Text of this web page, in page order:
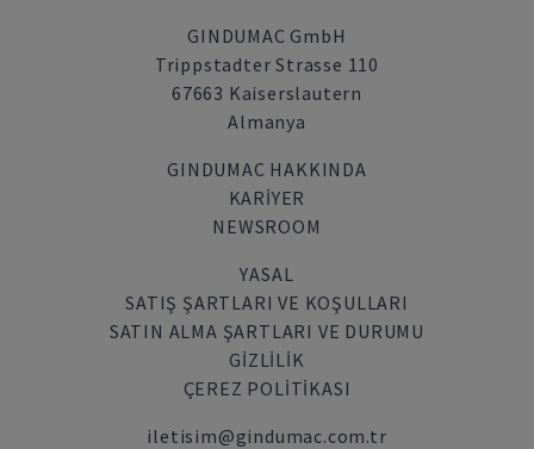
GINDUMAC GmbH
Trippstadter Strasse 110
67663 Kaiserslautern
Almanya
GINDUMAC HAKKINDA
KARIYER
NEWSROOM
YASAL
SATIŞ ŞARTLARI VE KOŞULLARI
SATIN ALMA ŞARTLARI VE DURUMU
GİZLİLİK
ÇEREZ POLITIKASI
iletisim@gindumac.com.tr